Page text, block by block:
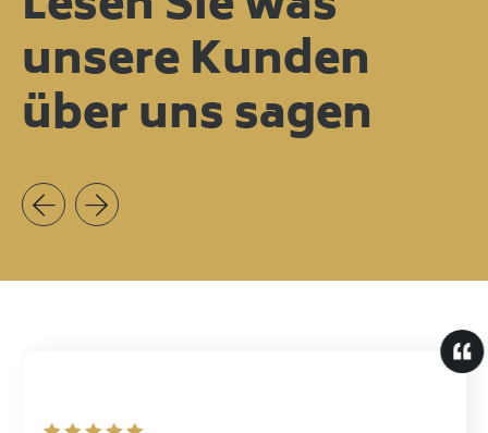
unsere Kunden
über uns sagen